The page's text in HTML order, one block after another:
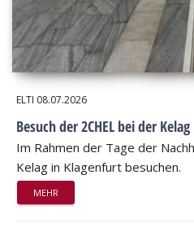
ELTI 08.07.2026
Besuch der 2CHEL bei der
Im Rahmen der Tage der
Kelag in Klagenfurt besuchen.
MEHR